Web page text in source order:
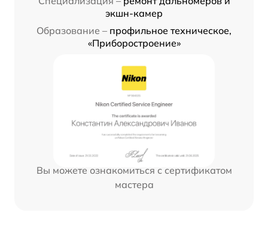
экшн-камер
Образование – профильное техническое,
«Приборостроение»
Вы можете ознакомиться с сертификатом
мастера